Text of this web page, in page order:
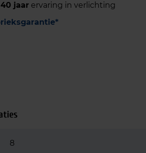
40 jaar ervaring in verlichting
8